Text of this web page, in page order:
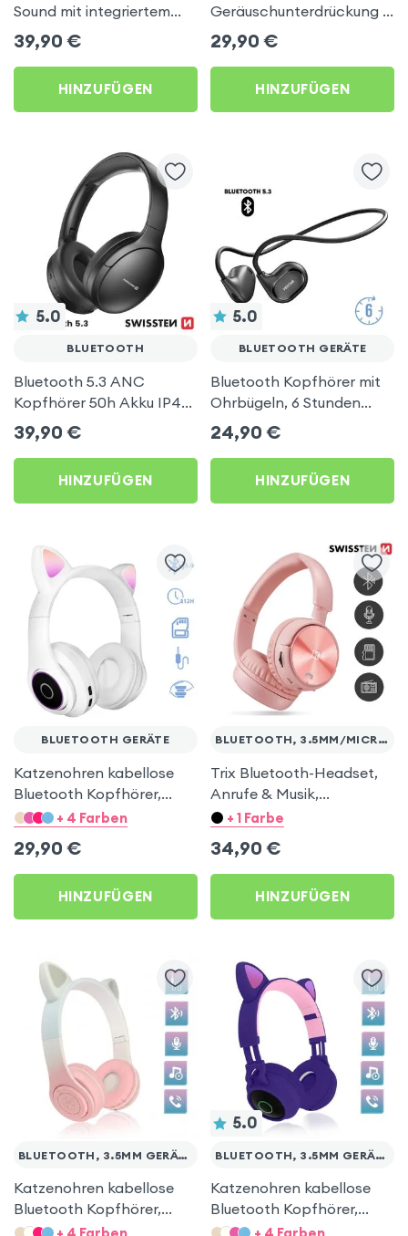
Sound mit integriertem
Mikrofon - London by
Akashi
39,90 €
HINZUFÜGEN
Geräuschunterdrückung -
PC/MAC-Anschluss via
Klinke 3,5 mm - Hoco
29,90 €
HINZUFÜGEN
5.0
BLUETOOTH
Bluetooth 5.3 ANC
Kopfhörer 50h Akku IP44
Swissten Pure - Schwarz
39,90 €
HINZUFÜGEN
5.0
BLUETOOTH GERÄTE
Bluetooth Kopfhörer mit
Ohrbügeln, 6 Stunden
Akkulaufzeit - Schwarz
24,90 €
HINZUFÜGEN
BLUETOOTH GERÄTE
Katzenohren kabellose
Bluetooth Kopfhörer,
Kitty Headset – Weiß
+ 4 Farben
29,90 €
HINZUFÜGEN
BLUETOOTH, 3.5MM/MICRO-SD
Trix Bluetooth-Headset,
Anrufe & Musik,
Integrierter FM-Tuner /
Swissten – Rosa
+ 1 Farbe
34,90 €
HINZUFÜGEN
BLUETOOTH, 3.5MM GERÄTE
Katzenohren kabellose
Bluetooth Kopfhörer,
Kitty Headset – Rosa
5.0
BLUETOOTH, 3.5MM GERÄTE
Katzenohren kabellose
Bluetooth Kopfhörer,
Kitty Headset – Violett